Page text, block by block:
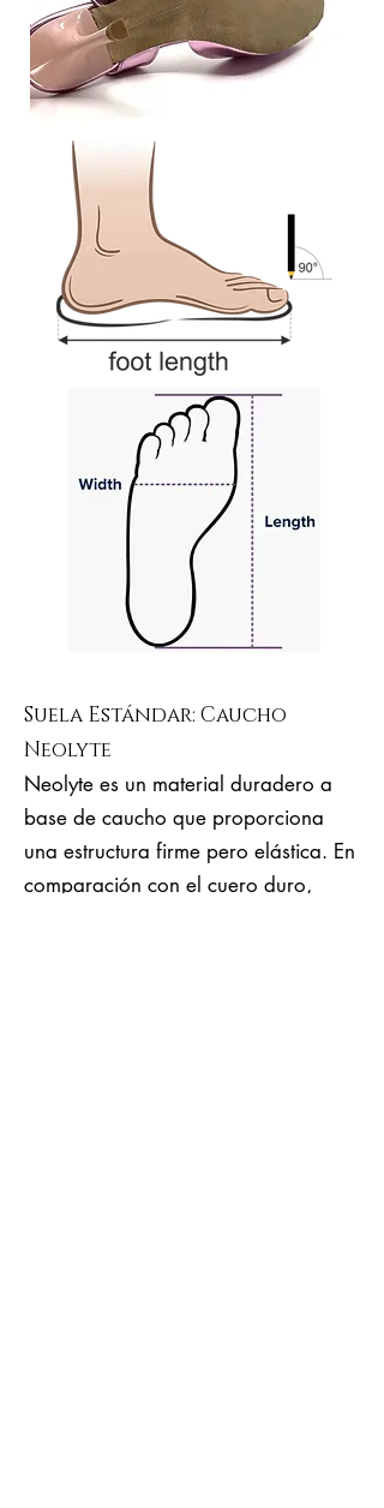
Suela Estándar: Caucho
Neolyte
Neolyte es un material duradero a
base de caucho que proporciona
una estructura firme pero elástica. En
comparación con el cuero duro,